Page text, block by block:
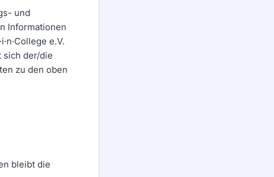
und
Informationen
e.V.
sich der/die
zu den oben
bleibt die